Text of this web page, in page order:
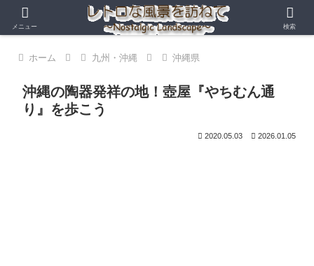
ホーム 九州・沖縄 沖縄県
沖縄の陶器発祥の地！壺屋『やちむん通
り』を歩こう
2020.05.03 2026.01.05
メニュー 検索